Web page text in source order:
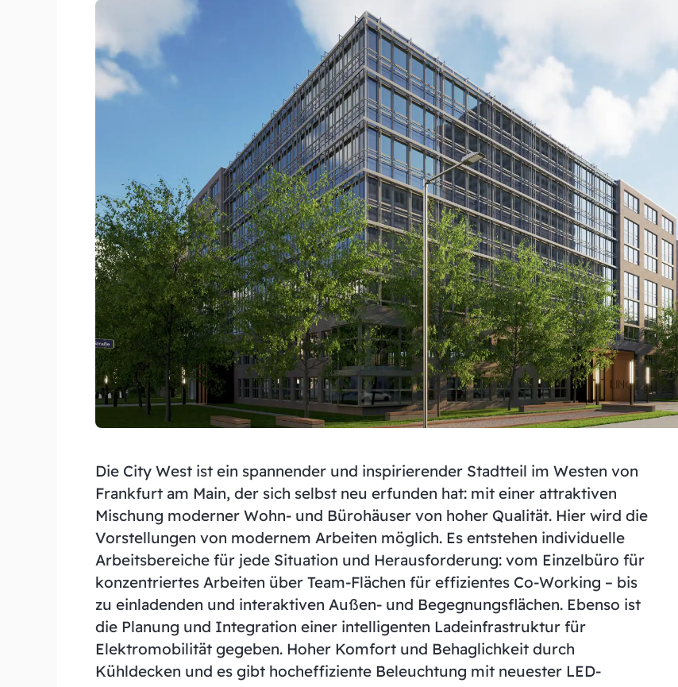
Die City West ist ein spannender und inspirierender Stadtteil im Westen von
Frankfurt am Main, der sich selbst neu erfunden hat: mit einer attraktiven
Mischung moderner Wohn- und Bürohäuser von hoher Qualität. Hier wird die
Vorstellungen von modernem Arbeiten möglich. Es entstehen individuelle
Arbeitsbereiche für jede Situation und Herausforderung: vom Einzelbüro für
konzentriertes Arbeiten über Team-Flächen für effizientes Co-Working – bis
zu einladenden und interaktiven Außen- und Begegnungsflächen. Ebenso ist
die Planung und Integration einer intelligenten Ladeinfrastruktur für
Elektromobilität gegeben. Hoher Komfort und Behaglichkeit durch
Kühldecken und es gibt hocheffiziente Beleuchtung mit neuester LED-